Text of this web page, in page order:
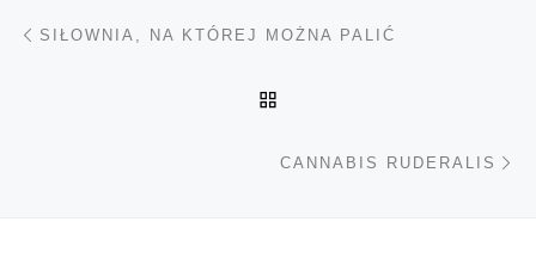
Nawigacja wpisu
SIŁOWNIA, NA KTÓREJ MOŻNA PALIĆ
CANNABIS RUDERALIS